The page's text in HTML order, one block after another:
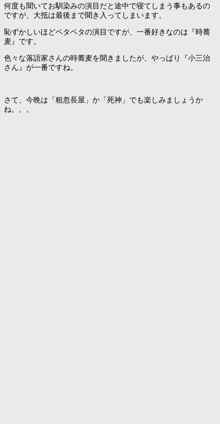
何度も聞いてお馴染みの演目だと途中で寝てしまう事もあるの
ですが、大抵は最後まで聞き入ってしまいます。
恥ずかしいほどベタベタの演目ですが、一番好きなのは『時蕎
麦』です。
色々な落語家さんの時蕎麦を聞きましたが、やっぱり『小三治
さん』が一番ですね。
さて、今晩は「粗忽長屋」か「死神」でも楽しみましょうか
ね。。。